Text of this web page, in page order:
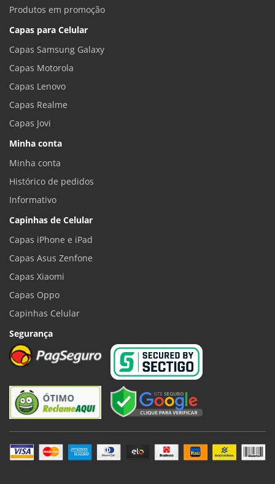
Produtos em promoção
Capas para Celular
Capas Samsung Galaxy
Capas Motorola
Capas Lenovo
Capas Realme
Capas Jovi
Minha conta
Minha conta
Histórico de pedidos
Informativo
Capinhas de Celular
Capas iPhone e iPad
Capas Asus Zenfone
Capas Xiaomi
Capas Oppo
Capinhas Celular
Segurança